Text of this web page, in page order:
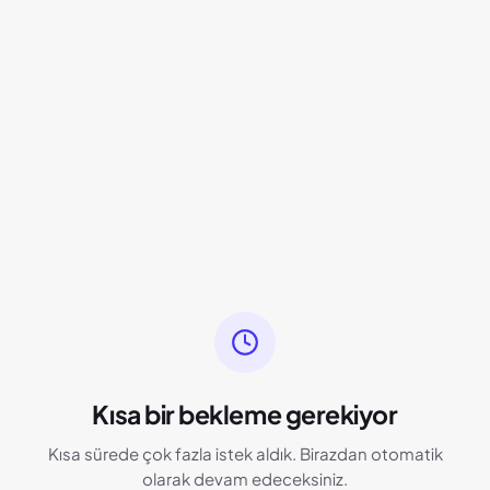
Kısa bir bekleme gerekiyor
Kısa sürede çok fazla istek aldık. Birazdan otomatik
olarak devam edeceksiniz.